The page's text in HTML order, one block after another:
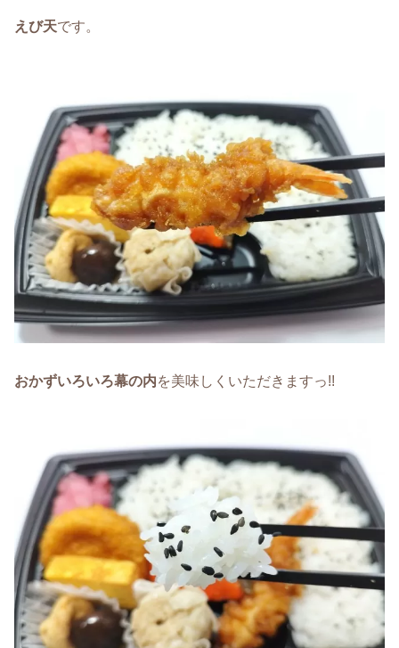
えび天です。
おかずいろいろ幕の内を美味しくいただきますっ!!